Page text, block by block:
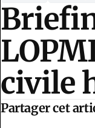
civile
Partager cet